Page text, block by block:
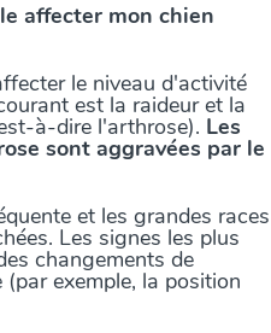
affecter mon chien
le niveau d'activité
est la raideur et la
à-dire l'arthrose). Les
sont aggravées par le
et les grandes races
Les signes les plus
changements de
exemple, la position